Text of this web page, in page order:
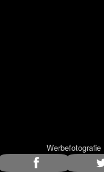
Werbefotografie